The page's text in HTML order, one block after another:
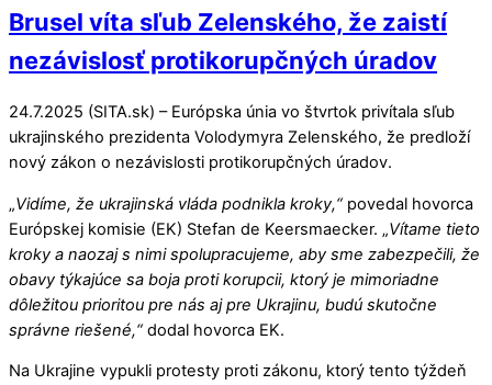
Brusel víta sľub Zelenského, že zaistí
nezávislosť protikorupčných úradov
24.7.2025 (SITA.sk) – Európska únia vo štvrtok privítala sľub
ukrajinského prezidenta Volodymyra Zelenského, že predloží
nový zákon o nezávislosti protikorupčných úradov.
„Vidíme, že ukrajinská vláda podnikla kroky,“povedal hovorca
Európskej komisie (EK) Stefan de Keersmaecker. „Vítame tieto
kroky a naozaj s nimi spolupracujeme, aby sme zabezpečili, že
obavy týkajúce sa boja proti korupcii, ktorý je mimoriadne
dôležitou prioritou pre nás aj pre Ukrajinu, budú skutočne
správne riešené,“dodal hovorca EK.
Na Ukrajine vypukli protesty proti zákonu, ktorý tento týždeň